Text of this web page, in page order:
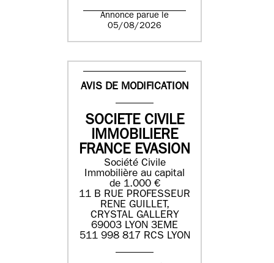
Annonce parue le
05/08/2026
AVIS DE MODIFICATION
SOCIETE CIVILE
IMMOBILIERE
FRANCE EVASION
Société Civile
Immobilière au capital
de 1.000 €
11 B RUE PROFESSEUR
RENE GUILLET,
CRYSTAL GALLERY
69003 LYON 3EME
511 998 817 RCS LYON